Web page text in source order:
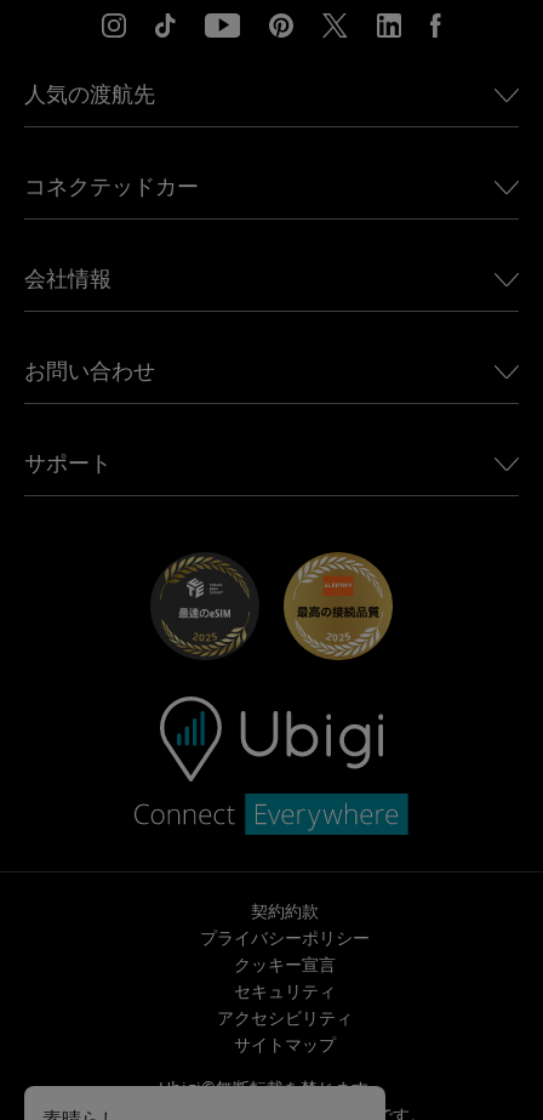
人気の渡航先
ヨーロッパ向けeSIM
日本向けeSIM
カナダ向けeSIM
アフリカ向けeSIM
すべての目的地を見る
コネクテッドカー
Land Rover向けUbigi
Alfa Romeo向けUbigi
Jeep向けUbigi
Mini向けUbigi
Maserati向けUbigi
会社情報
Ubigi関連プレス
モバイル ネットワーク パートナー
Ubigiアプリ
お問い合わせ
アフェリエイトプログラム
ディストリビュータープログラム
サポート
トラブルシューティング
ヘルプセンター
お問い合わせ先
契約約款
プライバシーポリシー
クッキー宣言
セキュリティ
アクセシビリティ
サイトマップ
Ubigi©無断転載を禁じます。
のブランドです。